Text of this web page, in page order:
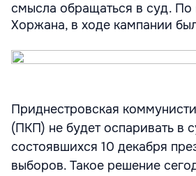
смысла обращаться в суд.
Хоржана, в ходе кампании
Приднестровская
(ПКП) не будет оспаривать в
состоявшихся 10 декабря
выборов. Такое решение